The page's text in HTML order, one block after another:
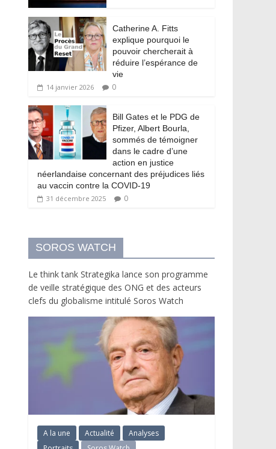
Catherine A. Fitts
explique pourquoi le
pouvoir chercherait à
réduire l’espérance de
vie
14 janvier 2026 0
Bill Gates et le PDG de
Pfizer, Albert Bourla,
sommés de témoigner
dans le cadre d’une
action en justice
néerlandaise concernant des préjudices liés
au vaccin contre la COVID-19
31 décembre 2025 0
SOROS WATCH
Le think tank Strategika lance son programme
de veille stratégique des ONG et des acteurs
clefs du globalisme intitulé Soros Watch
A la une Actualité
Analyses